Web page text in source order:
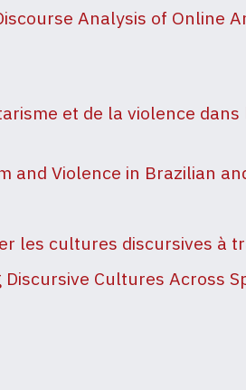
Analysis of Online
et de la violence
and Violence in Brazilian
les cultures discursives à
Cultures Across